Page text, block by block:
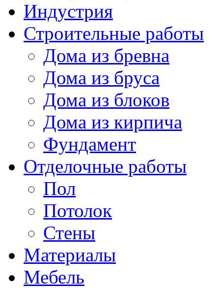
Индустрия
Строительные работы
Дома из бревна
Дома из бруса
Дома из блоков
Дома из кирпича
Фундамент
Отделочные работы
Пол
Потолок
Стены
Материалы
Мебель